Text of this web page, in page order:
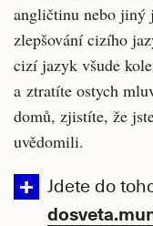
angličtinu nebo jiný
zlepšování cizího
cizí jazyk všude
a ztratíte ostych
domů, zjistíte, že
uvědomili.
Jdete do